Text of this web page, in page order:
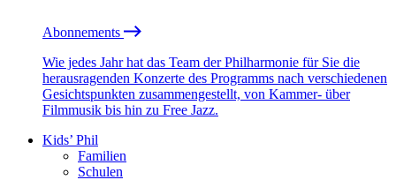
Abonnements
Wie jedes Jahr hat das Team der Philharmonie für Sie die
herausragenden Konzerte des Programms nach verschiedenen
Gesichtspunkten zusammengestellt, von Kammer- über
Filmmusik bis hin zu Free Jazz.
Kids’ Phil
Familien
Schulen